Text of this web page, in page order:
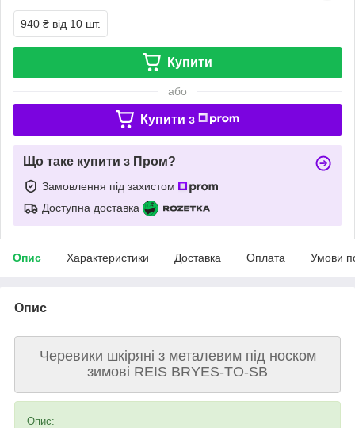
940 ₴ від 10 шт.
Купити
або
Купити з
Що таке купити з Пром?
Замовлення під захистом
Доступна доставка
Опис Характеристики Доставка Оплата Умови
Опис
Черевики шкіряні з металевим під носком
зимові REIS BRYES-TO-SB
Опис: